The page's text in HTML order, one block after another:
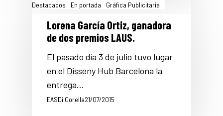
Destacados En portada Gráfica Publicitaria
Lorena García Ortiz, ganadora
de dos premios LAUS.
El pasado día 3 de julio tuvo lugar
en el Disseny Hub Barcelona la
entrega…
EASDi Corella21/07/2015